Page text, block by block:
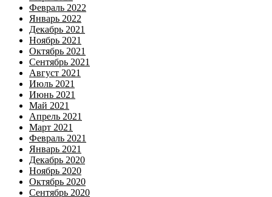
Февраль 2022
Январь 2022
Декабрь 2021
Ноябрь 2021
Октябрь 2021
Сентябрь 2021
Август 2021
Июль 2021
Июнь 2021
Май 2021
Апрель 2021
Март 2021
Февраль 2021
Январь 2021
Декабрь 2020
Ноябрь 2020
Октябрь 2020
Сентябрь 2020